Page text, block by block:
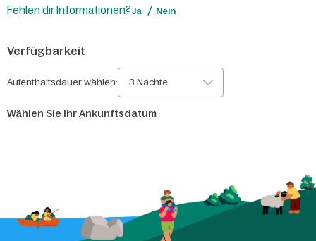
Fehlen dir Informationen?Ja Nein
Verfügbarkeit
Aufenthaltsdauer wählen: 3 Nächte
Wählen Sie Ihr Ankunftsdatum